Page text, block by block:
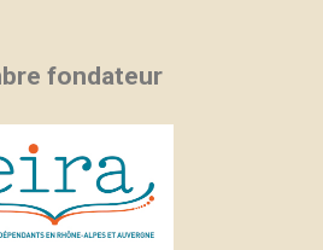
fondateur